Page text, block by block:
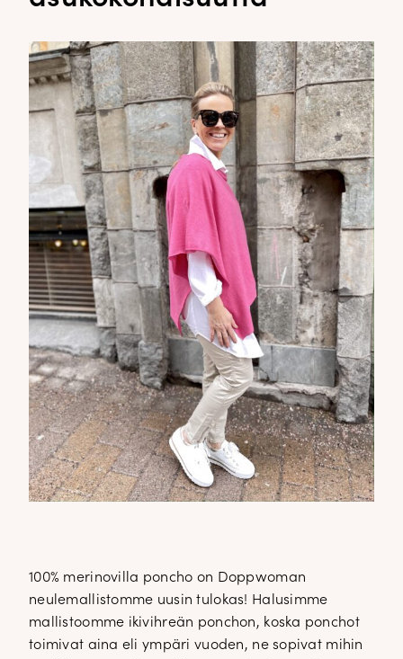
100% merinovilla poncho on Doppwoman
neulemallistomme uusin tulokas! Halusimme
mallistoomme ikivihreän ponchon, koska ponchot
toimivat aina eli ympäri vuoden, ne sopivat mihin